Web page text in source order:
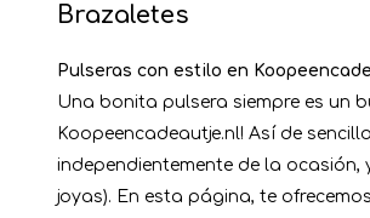
Brazaletes
Pulseras con estilo en
Una bonita pulsera siempre es un
Koopeencadeautje.nl! Así de
independientemente de la
joyas). En esta página, te